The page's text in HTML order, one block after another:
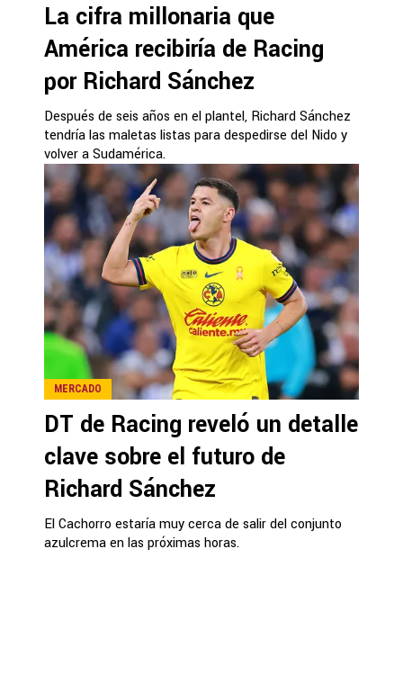
La cifra millonaria que
América recibiría de Racing
por Richard Sánchez
Después de seis años en el plantel, Richard Sánchez
tendría las maletas listas para despedirse del Nido y
volver a Sudamérica.
MERCADO
DT de Racing reveló un detalle
clave sobre el futuro de
Richard Sánchez
El Cachorro estaría muy cerca de salir del conjunto
azulcrema en las próximas horas.